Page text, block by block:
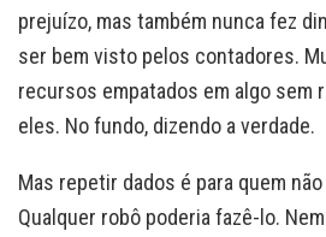
prejuízo, mas também nunca fez
ser bem visto pelos contadores.
recursos empatados em algo sem
eles. No fundo, dizendo a verdade.
Mas repetir dados é para quem
Qualquer robô poderia fazê-lo.